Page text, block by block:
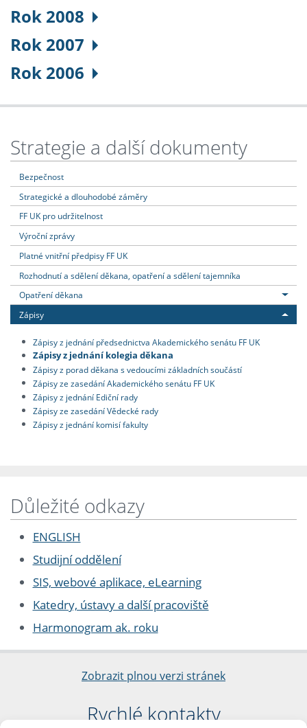
Rok 2008
Rok 2007
Rok 2006
Strategie a další dokumenty
Bezpečnost
Strategické a dlouhodobé záměry
FF UK pro udržitelnost
Výroční zprávy
Platné vnitřní předpisy FF UK
Rozhodnutí a sdělení děkana, opatření a sdělení tajemníka
Opatření děkana
Zápisy
Zápisy z jednání předsednictva Akademického senátu FF UK
Zápisy z jednání kolegia děkana
Zápisy z porad děkana s vedoucími základních součástí
Zápisy ze zasedání Akademického senátu FF UK
Zápisy z jednání Ediční rady
Zápisy ze zasedání Vědecké rady
Zápisy z jednání komisí fakulty
Důležité odkazy
ENGLISH
Studijní oddělení
SIS, webové aplikace, eLearning
Katedry, ústavy a další pracoviště
Harmonogram ak. roku
Zobrazit plnou verzi stránek
Rychlé kontakty